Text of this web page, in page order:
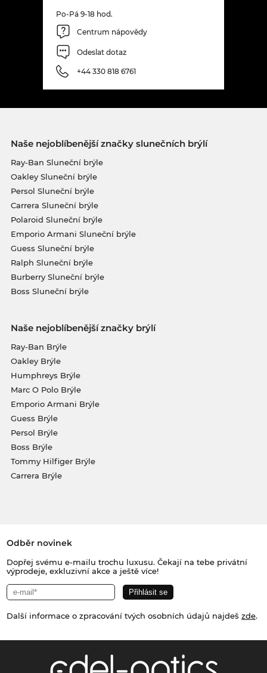
Po-Pá 9-18 hod.
Centrum nápovědy
Odeslat dotaz
+44 330 818 6761
Naše nejoblíbenější značky slunečních brýlí
Ray-Ban Sluneční brýle
Oakley Sluneční brýle
Persol Sluneční brýle
Carrera Sluneční brýle
Polaroid Sluneční brýle
Emporio Armani Sluneční brýle
Guess Sluneční brýle
Ralph Sluneční brýle
Burberry Sluneční brýle
Boss Sluneční brýle
Naše nejoblíbenější značky brýlí
Ray-Ban Brýle
Oakley Brýle
Humphreys Brýle
Marc O Polo Brýle
Emporio Armani Brýle
Guess Brýle
Persol Brýle
Boss Brýle
Tommy Hilfiger Brýle
Carrera Brýle
Odběr novinek
Dopřej svému e-mailu trochu luxusu. Čekají na tebe privátní
výprodeje, exkluzivní akce a ještě více!
Další informace o zpracování tvých osobních údajů najdeš zde.